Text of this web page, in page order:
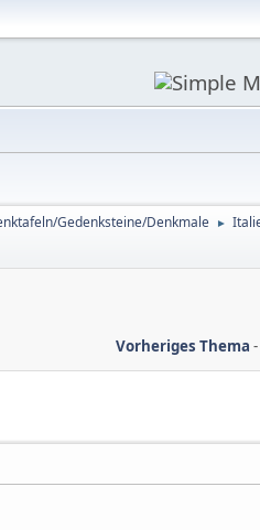
Gedenksteine/Denkmale ►
Vorheriges Thema -